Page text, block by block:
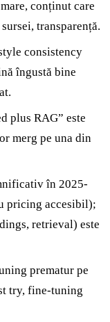
conținut care
transparență.
consistency
îngustă bine
plus RAG” este
merg pe una din
în 2025-
pricing accesibil);
retrieval) este
prematur pe
try, fine-tuning